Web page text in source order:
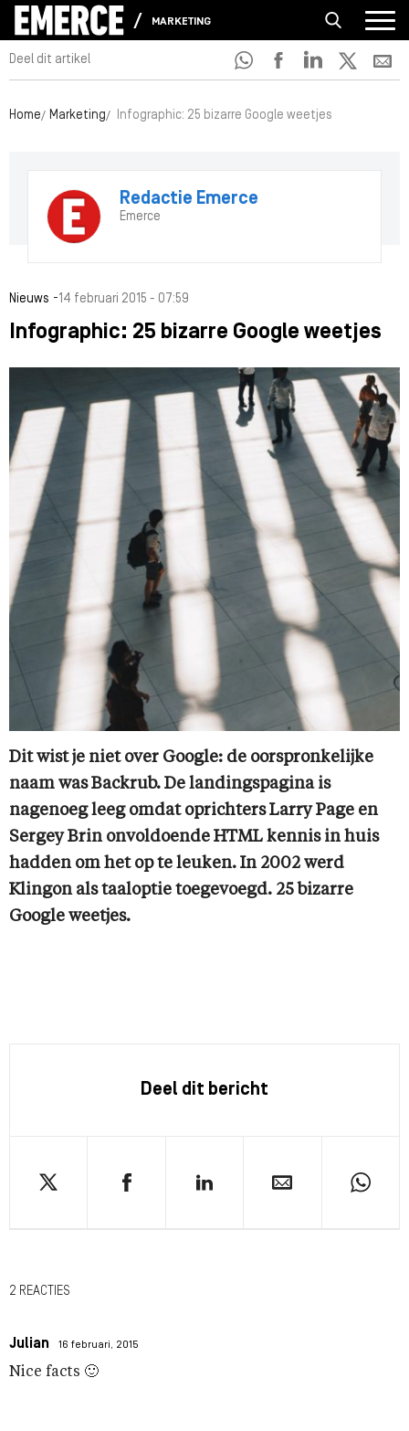
MARKETING
Deel dit artikel
Home Marketing Infographic: 25 bizarre Google weetjes
Redactie Emerce
Emerce
Nieuws -14 februari 2015 - 07:59
Infographic: 25 bizarre Google weetjes
Dit wist je niet over Google: de oorspronkelijke
naam was Backrub. De landingspagina is
nagenoeg leeg omdat oprichters Larry Page en
Sergey Brin onvoldoende HTML kennis in huis
hadden om het op te leuken. In 2002 werd
Klingon als taaloptie toegevoegd. 25 bizarre
Google weetjes.
Deel dit bericht
2 REACTIES
Julian 16 februari, 2015
Nice facts 🙂